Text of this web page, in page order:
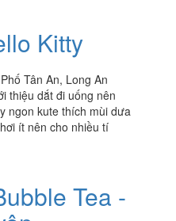
Kitty
Tân An, Long An
thiệu dắt đi uống nên
ngon kute thích mùi dưa
ít nên cho nhiều tí